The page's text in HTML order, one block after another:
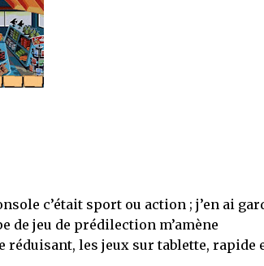
c’était sport ou action ; j’en ai
de jeu de prédilection m’amène
les jeux sur tablette, rapide